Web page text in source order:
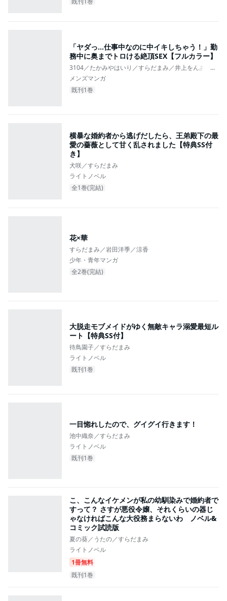
「ヤダっ…仕事中なのに中イキしちゃう！」勤
務中に奥までトロける絶頂SEX【フルカラー】
3104／たかみやはいり／すらだまみ／井上をんあ／星河
...
メンズマンガ
既刊1巻
横暴な婚約者から逃げだしたら、王弟殿下の最
愛の薔薇として甘く乱されました【特典SS付
き】
犬咲／すらだまみ
ライトノベル
全1巻(完結)
花×華
すらだまみ／岩田洋季／涼香
少年・青年マンガ
全2巻(完結)
大脱走モブメイドがゆく無敵キャラ溺愛最短ル
ート【特典SS付】
待鳥園子／すらだまみ
ライトノベル
既刊1巻
一目惚れしたので、グイグイ行きます！
池中織奈／すらだまみ
ライトノベル
既刊1巻
こ、こんなイケメンが私の幼馴染みで婚約者で
すって？ さすが悪役令嬢、それくらいの器じ
ゃなければこんな大役務まらないわ ノベル&
コミック試読版
夏の葵／うたの／すらだまみ
ライトノベル
1冊無料
既刊1巻